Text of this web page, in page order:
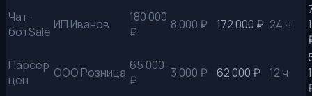
Чат-
ботSale ИП Иванов
180 000
₽
8 000 ₽ 172 000 ₽ 24 ч
Парсер
цен
ООО Розница 65 000
₽
3 000 ₽ 62 000 ₽ 12 ч